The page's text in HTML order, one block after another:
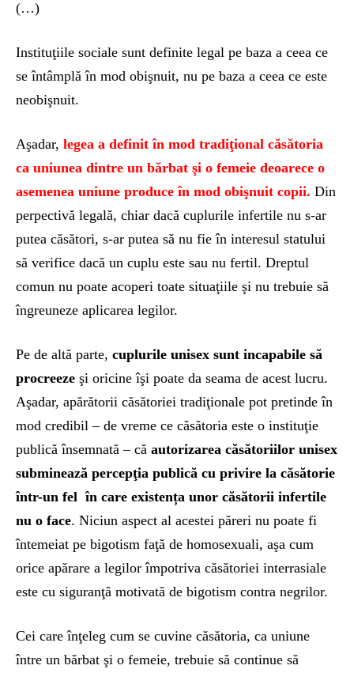
(…)
Instituţiile sociale sunt definite legal pe baza a ceea ce
se întâmplă în mod obişnuit, nu pe baza a ceea ce este
neobişnuit.
Aşadar, legea a definit în mod tradiţional căsătoria
ca uniunea dintre un bărbat şi o femeie deoarece o
asemenea uniune produce în mod obişnuit copii. Din
perpectivă legală, chiar dacă cuplurile infertile nu s-ar
putea căsători, s-ar putea să nu fie în interesul statului
să verifice dacă un cuplu este sau nu fertil. Dreptul
comun nu poate acoperi toate situaţiile şi nu trebuie să
îngreuneze aplicarea legilor.
Pe de altă parte, cuplurile unisex sunt incapabile să
procreeze şi oricine îşi poate da seama de acest lucru.
Aşadar, apărătorii căsătoriei tradiţionale pot pretinde în
mod credibil – de vreme ce căsătoria este o instituţie
publică însemnată – că autorizarea căsătoriilor unisex
subminează percepţia publică cu privire la căsătorie
într-un fel în care existența unor căsătorii infertile
nu o face. Niciun aspect al acestei păreri nu poate fi
întemeiat pe bigotism faţă de homosexuali, aşa cum
orice apărare a legilor împotriva căsătoriei interrasiale
este cu siguranţă motivată de bigotism contra negrilor.
Cei care înţeleg cum se cuvine căsătoria, ca uniune
între un bărbat şi o femeie, trebuie să continue să